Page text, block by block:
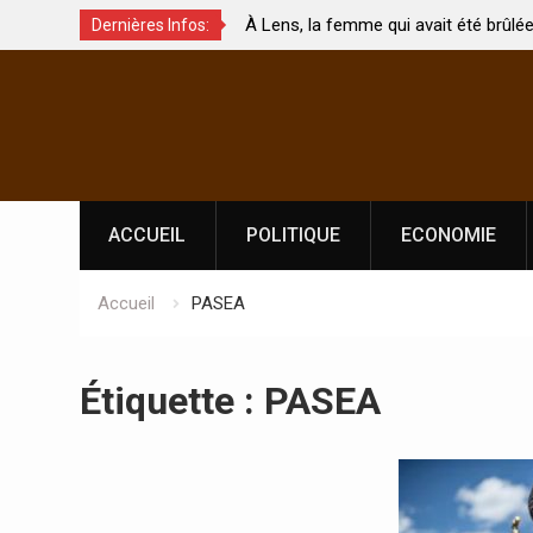
Dernières Infos:
?
À Lens, la femme qui avait été brûlée avec son bébé
par son mari est morte
ACCUEIL POLITIQUE ECONOMIE
Accueil PASEA
Étiquette : PASEA